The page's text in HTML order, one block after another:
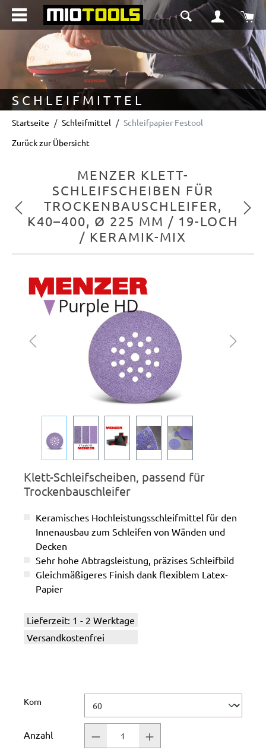
springen
SCHLEIFMITTEL
Startseite Schleifmittel
Schleifpapier Festool
Zurück zur Übersicht
Vorheriges
MENZER KLETT-
SCHLEIFSCHEIBEN FÜR
TROCKENBAUSCHLEIFER,
K40–400, Ø 225 MM / 19-LOCH
/ KERAMIK-MIX
Bildergalerie überspringen
Klett-Schleifscheiben, passend für
Trockenbauschleifer
Keramisches Hochleistungsschleifmittel für den
Innenausbau zum Schleifen von Wänden und
Decken
Sehr hohe Abtragsleistung, präzises Schleifbild
Gleichmäßigeres Finish dank flexiblem Latex-
Papier
Lieferzeit: 1 - 2 Werktage
Versandkostenfrei
Korn
Anzahl